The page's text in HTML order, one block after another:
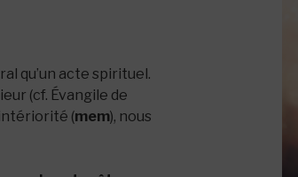
qu’un acte spirituel.
(cf. Évangile de
(mem), nous